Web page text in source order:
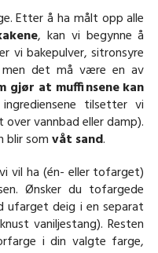
Etter å ha målt opp alle
, kan vi begynne å
vi bakepulver, sitronsyre
men det må være en av
gjør at muffinsene kan
tilsetter vi
vannbad eller damp).
blir somvåt sand.
vil ha (én- eller tofarget)
Ønsker du tofargede
ufarget deig i en separat
vaniljestang). Resten
i din valgte farge,